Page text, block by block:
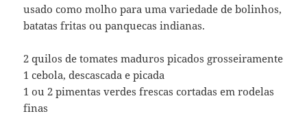
usado como molho para uma variedade de bolinhos,
batatas fritas ou panquecas indianas.
2 quilos de tomates maduros picados grosseiramente
1 cebola, descascada e picada
1 ou 2 pimentas verdes frescas cortadas em rodelas
finas